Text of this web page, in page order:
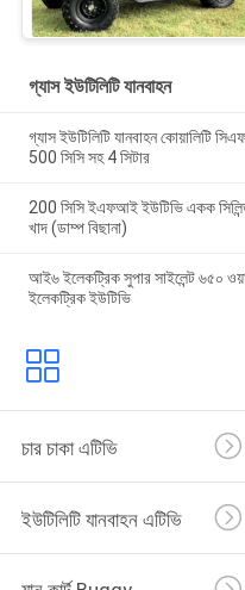
গ্যাস ইউটিলিটি যানবাহন
গ্যাস ইউটিলিটি যানবাহন কোয়ালিটি
500 সিসি সহ 4 সিটার
200 সিসি ইএফআই ইউটিভি একক
খাদ (ডাম্প বিছানা)
আই৬ ইলেকট্রিক সুপার সাইলেন্ট ৬৫০
ইলেকট্রিক ইউটিভি
চার চাকা এটিভি
ইউটিলিটি যানবাহন এটিভি